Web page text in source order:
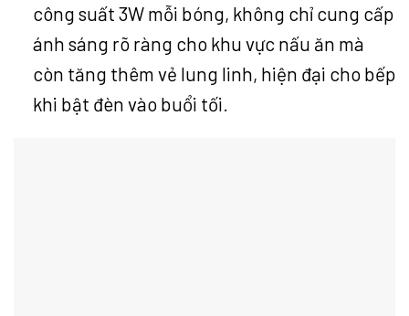
công suất 3W mỗi bóng, không chỉ cung cấp
ánh sáng rõ ràng cho khu vực nấu ăn mà
còn tăng thêm vẻ lung linh, hiện đại cho bếp
khi bật đèn vào buổi tối.